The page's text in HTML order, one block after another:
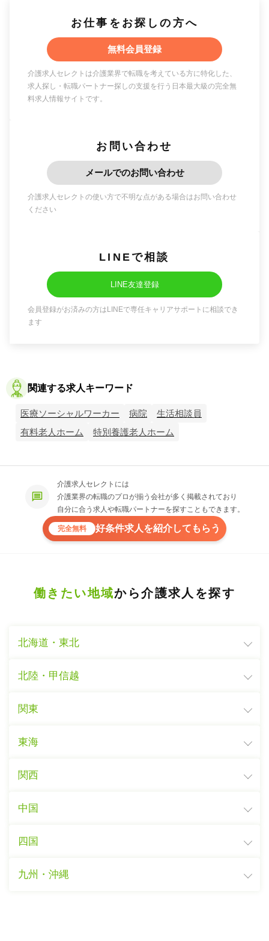
お仕事をお探しの方へ
無料会員登録
介護求人セレクトは介護業界で転職を考えている方に特化した、
求人探し・転職パートナー探しの支援を行う日本最大級の完全無
料求人情報サイトです。
お問い合わせ
メールでのお問い合わせ
介護求人セレクトの使い方で不明な点がある場合はお問い合わせ
ください
LINEで相談
LINE友達登録
会員登録がお済みの方はLINEで専任キャリアサポートに相談でき
ます
関連する求人キーワード
医療ソーシャルワーカー 病院
生活相談員
有料老人ホーム
特別養護老人ホーム
介護求人セレクトには
介護業界の転職のプロが揃う会社が多く掲載されており
自分に合う求人や転職パートナーを探すこともできます。
完全無料 好条件求人を紹介してもらう
働きたい地域から介護求人を探す
北海道・東北
北陸・甲信越
関東
東海
関西
中国
四国
九州・沖縄